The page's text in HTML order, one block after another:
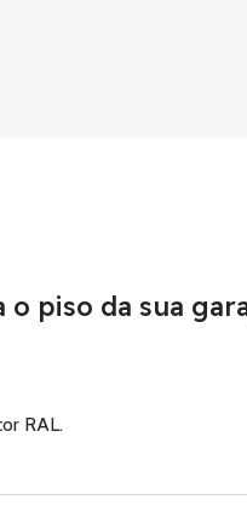
piso da sua
RAL.